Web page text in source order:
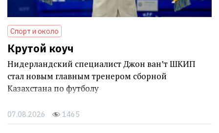
Спорт и около
Крутой коуч
Нидерландский специалист Джон ван’т ШКИП
стал новым главным тренером сборной
Казахстана по футболу
07.08.2026 1465